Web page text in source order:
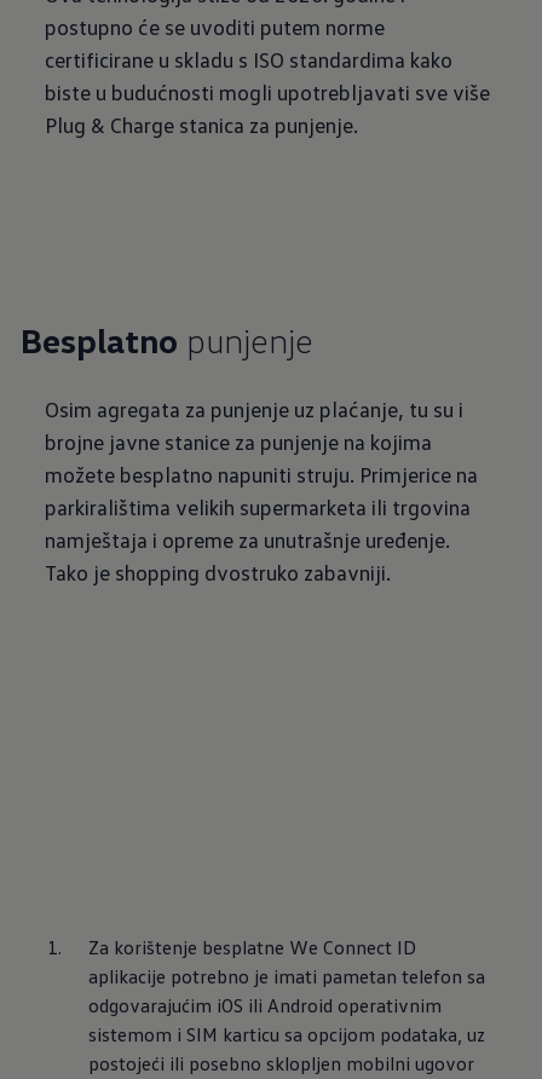
postupno će se uvoditi putem norme
certificirane u skladu s ISO standardima kako
biste u budućnosti mogli upotrebljavati sve više
Plug & Charge stanica za punjenje.
Besplatno punjenje
Osim agregata za punjenje uz plaćanje, tu su i
brojne javne stanice za punjenje na kojima
možete besplatno napuniti struju. Primjerice na
parkiralištima velikih supermarketa ili trgovina
namještaja i opreme za unutrašnje uređenje.
Tako je shopping dvostruko zabavniji.
Za korištenje besplatne We Connect ID
aplikacije potrebno je imati pametan telefon sa
odgovarajućim iOS ili Android operativnim
sistemom i SIM karticu sa opcijom podataka, uz
postojeći ili posebno sklopljen mobilni ugovor